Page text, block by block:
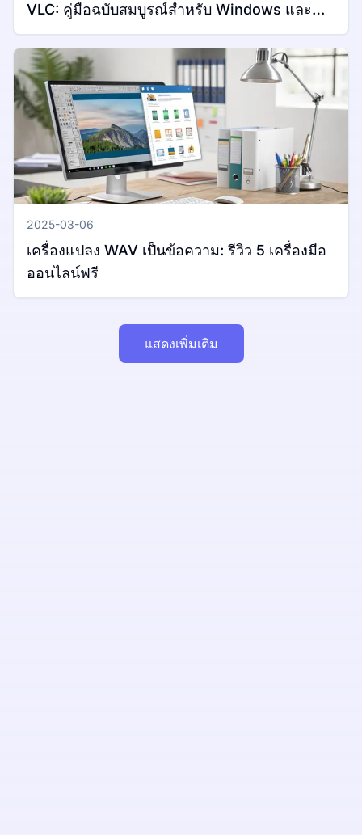
VLC: คู่มือฉบับสมบูรณ์สำหรับ Windows และ
Mac
2025-03-06
เครื่องแปลง WAV เป็นข้อความ: รีวิว 5 เครื่องมือ
ออนไลน์ฟรี
แสดงเพิ่มเติม